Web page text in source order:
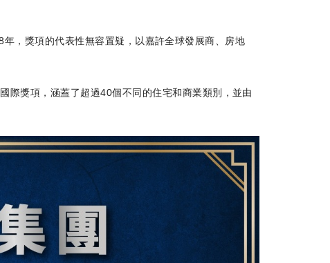
，獎項的代表性無容置疑，以嘉許全球發展商、房地
獎項，涵蓋了超過40個不同的住宅和商業類別，並由